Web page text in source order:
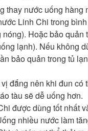
thay nước uống hàng
Linh Chi trong
nóng). Hoặc bảo quản
lạnh). Nếu không
bảo quản trong tủ
đắng nên khi đun có
tàu sẽ dễ uống hơn.
được dùng tốt nhất
nhiều nước làm